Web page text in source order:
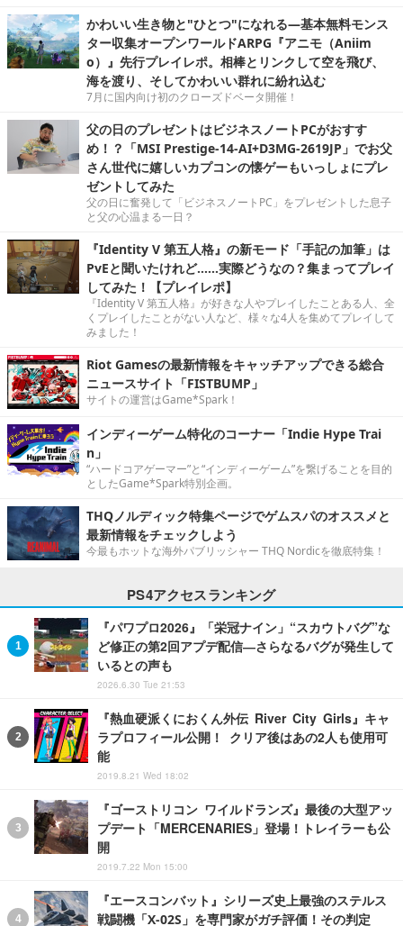
かわいい生き物と"ひとつ"になれる―基本無料モンス
ター収集オープンワールドARPG『アニモ（Aniim
o）』先行プレイレポ。相棒とリンクして空を飛び、
海を渡り、そしてかわいい群れに紛れ込む
7月に国内向け初のクローズドベータ開催！
父の日のプレゼントはビジネスノートPCがおすす
め！？「MSI Prestige-14-AI+D3MG-2619JP」でお父
さん世代に嬉しいカプコンの懐ゲーもいっしょにプレ
ゼントしてみた
父の日に奮発して「ビジネスノートPC」をプレゼントした息子
と父の心温まる一日？
『Identity V 第五人格』の新モード「手記の加筆」は
PvEと聞いたけれど……実際どうなの？集まってプレイ
してみた！【プレイレポ】
『Identity V 第五人格』が好きな人やプレイしたことある人、全
くプレイしたことがない人など、様々な4人を集めてプレイして
みました！
Riot Gamesの最新情報をキャッチアップできる総合
ニュースサイト「FISTBUMP」
サイトの運営はGame*Spark！
インディーゲーム特化のコーナー「Indie Hype Trai
n」
“ハードコアゲーマー”と“インディーゲーム”を繋げることを目的
としたGame*Spark特別企画。
THQノルディック特集ページでゲムスパのオススメと
最新情報をチェックしよう
今最もホットな海外パブリッシャー THQ Nordicを徹底特集！
PS4アクセスランキング
『パワプロ2026』「栄冠ナイン」“スカウトバグ”な
ど修正の第2回アプデ配信―さらなるバグが発生して
いるとの声も
2026.6.30 Tue 21:53
『熱血硬派くにおくん外伝 River City Girls』キャ
ラプロフィール公開！ クリア後はあの2人も使用可
能
2019.8.21 Wed 18:02
『ゴーストリコン ワイルドランズ』最後の大型アッ
プデート「MERCENARIES」登場！トレイラーも公
開
2019.7.22 Mon 15:00
『エースコンバット』シリーズ史上最強のステルス
戦闘機「X-02S」を専門家がガチ評価！その判定